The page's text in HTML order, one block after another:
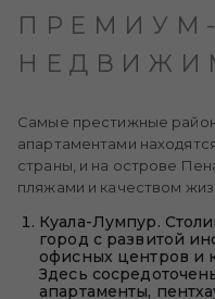
ПРЕМИУМ-
Самые престижные
апартаментами
страны, и на острове
пляжами и качеством
Куала-Лумпур.
город с развитой
офисных центров и
Здесь
апартаменты,